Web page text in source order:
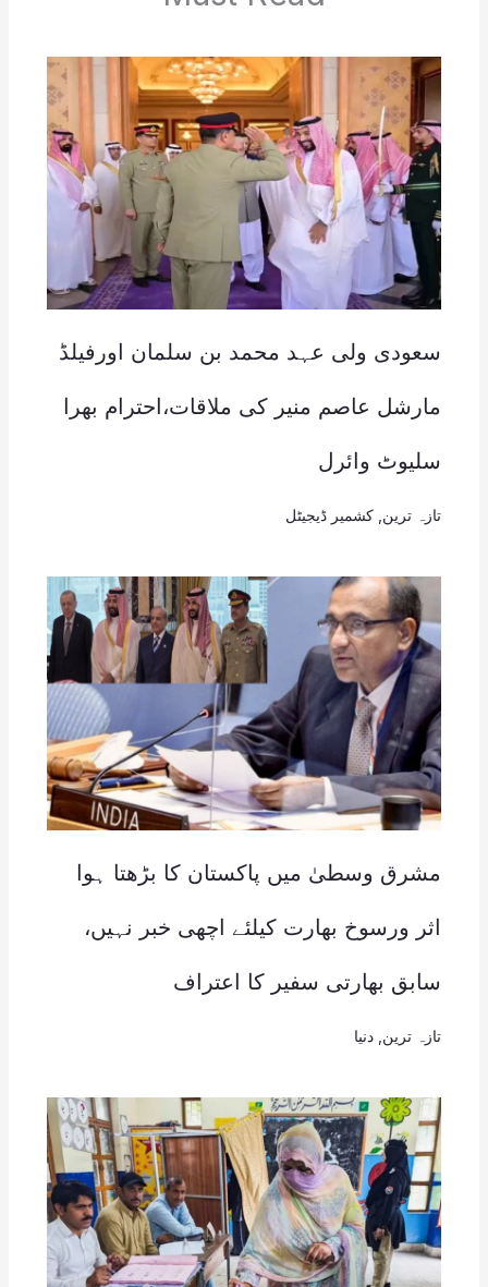
سعودی ولی عہد محمد بن سلمان اورفیلڈ
مارشل عاصم منیر کی ملاقات،احترام بھرا
سلیوٹ وائرل
تازہ ترین کشمیر ڈیجیٹل
مشرق وسطیٰ میں پاکستان کا بڑھتا ہوا
اثر ورسوخ بھارت کیلئے اچھی خبر نہیں،
سابق بھارتی سفیر کا اعتراف
تازہ ترین دنیا